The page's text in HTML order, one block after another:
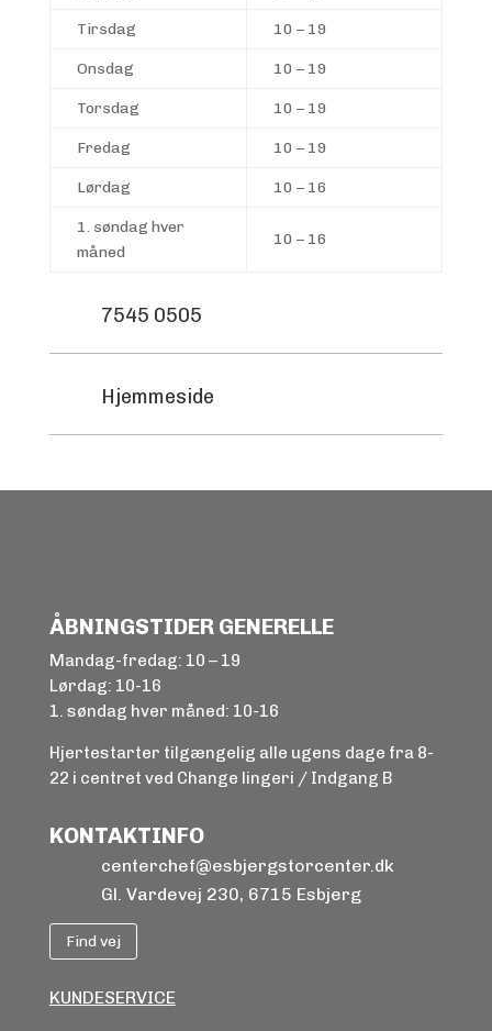
Tirsdag 10 – 19
Onsdag 10 – 19
Torsdag 10 – 19
Fredag 10 – 19
Lørdag 10 – 16
1. søndag hver
måned
10 – 16
7545 0505
Hjemmeside
ÅBNINGSTIDER GENERELLE
Mandag-fredag: 10 – 19
Lørdag: 10-16
1. søndag hver måned: 10-16
Hjertestarter tilgængelig alle ugens dage fra 8-
22 i centret ved Change lingeri / Indgang B
KONTAKTINFO
centerchef@esbjergstorcenter.dk
Gl. Vardevej 230, 6715 Esbjerg
Find vej
KUNDESERVICE